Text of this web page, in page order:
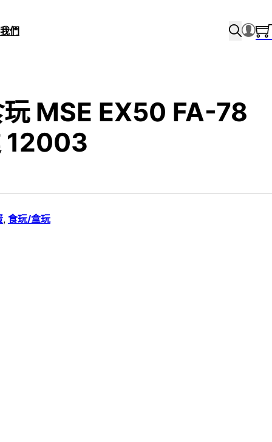
們
MSE EX50 FA-78
12003
, 食玩/盒玩